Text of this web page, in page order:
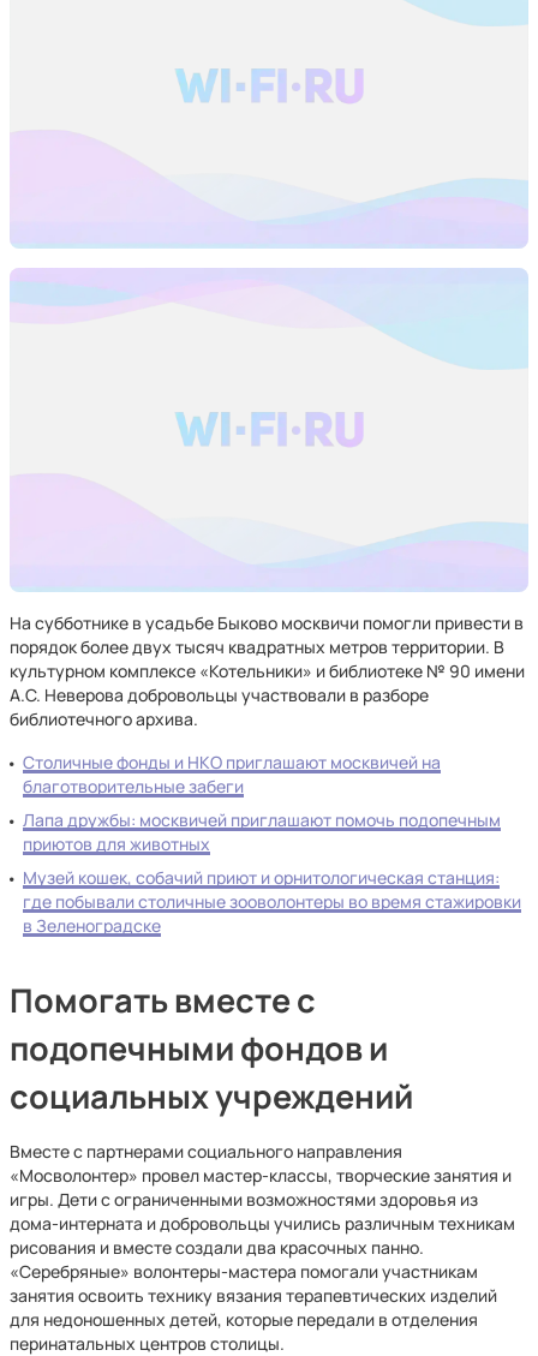
На субботнике в усадьбе Быково москвичи помогли привести в
порядок более двух тысяч квадратных метров территории. В
культурном комплексе «Котельники» и библиотеке № 90 имени
А.С. Неверова добровольцы участвовали в разборе
библиотечного архива.
Столичные фонды и НКО приглашают москвичей на
благотворительные забеги
Лапа дружбы: москвичей приглашают помочь подопечным
приютов для животных
Музей кошек, собачий приют и орнитологическая станция:
где побывали столичные зооволонтеры во время стажировки
в Зеленоградске
Помогать вместе с
подопечными фондов и
социальных учреждений
Вместе с партнерами социального направления
«Мосволонтер» провел мастер-классы, творческие занятия и
игры. Дети с ограниченными возможностями здоровья из
дома-интерната и добровольцы учились различным техникам
рисования и вместе создали два красочных панно.
«Серебряные» волонтеры-мастера помогали участникам
занятия освоить технику вязания терапевтических изделий
для недоношенных детей, которые передали в отделения
перинатальных центров столицы.